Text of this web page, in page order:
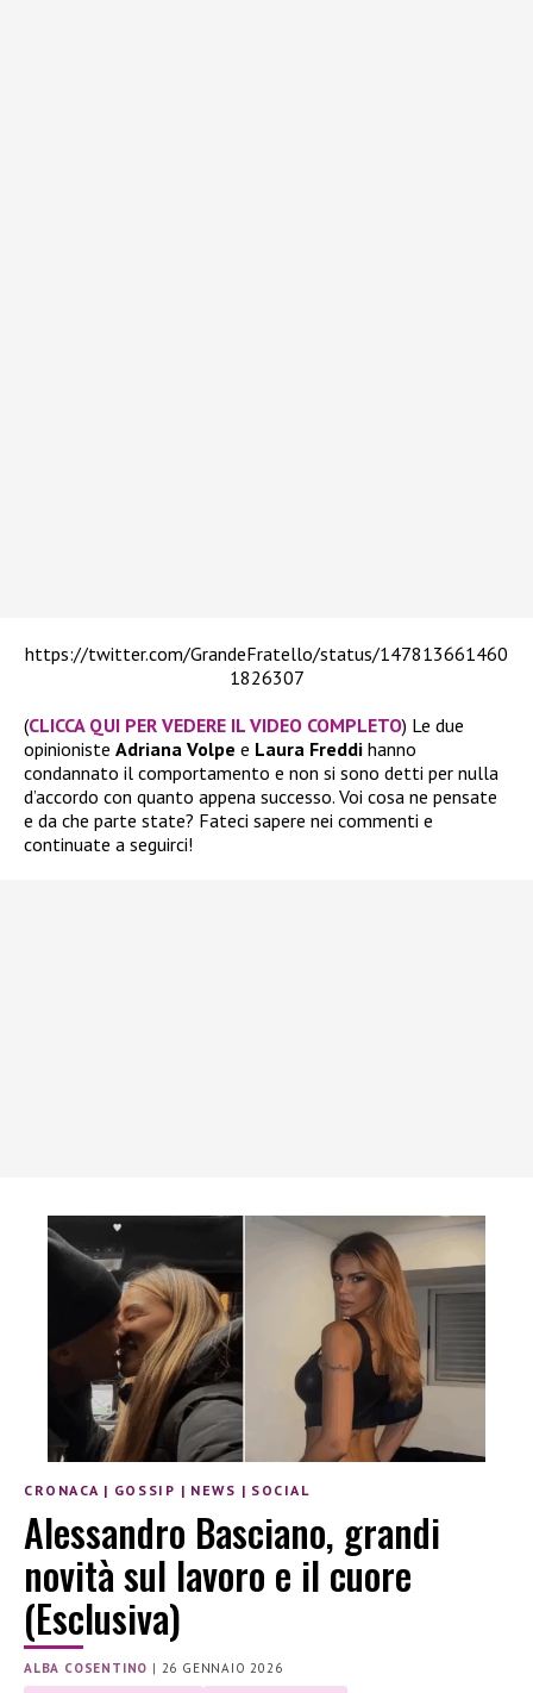
https://twitter.com/GrandeFratello/status/147813661460
1826307
(CLICCA QUI PER VEDERE IL VIDEO COMPLETO) Le due
opinioniste Adriana Volpe e Laura Freddi hanno
condannato il comportamento e non si sono detti per nulla
d’accordo con quanto appena successo. Voi cosa ne pensate
e da che parte state? Fateci sapere nei commenti e
continuate a seguirci!
CRONACA | GOSSIP | NEWS | SOCIAL
Alessandro Basciano, grandi
novità sul lavoro e il cuore
(Esclusiva)
ALBA COSENTINO | 26 GENNAIO 2026